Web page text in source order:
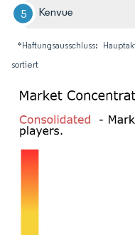
Kenvue
*Haftungsausschluss:
sortiert